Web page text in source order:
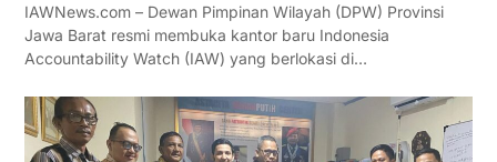
IAWNews.com – Dewan Pimpinan Wilayah (DPW) Provinsi
Jawa Barat resmi membuka kantor baru Indonesia
Accountability Watch (IAW) yang berlokasi di…